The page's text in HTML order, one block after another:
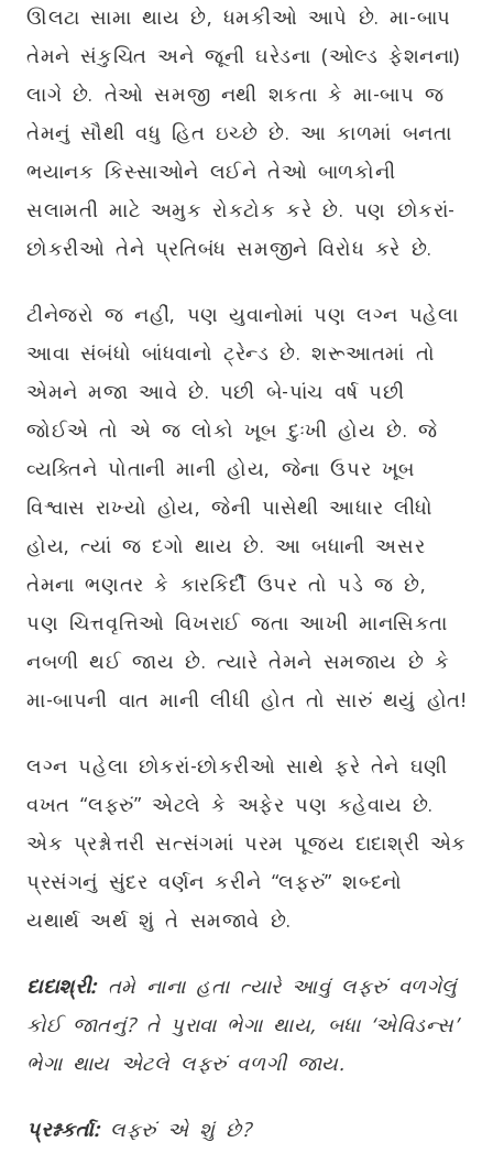
ઊલટા સામા થાય છે, ધમકીઓ આપે છે. મા-બાપ
તેમને સંકુચિત અને જૂની ઘરેડના (ઓલ્ડ ફેશનના)
લાગે છે. તેઓ સમજી નથી શકતા કે મા-બાપ જ
તેમનું સૌથી વધુ હિત ઇચ્છે છે. આ કાળમાં બનતા
ભયાનક કિસ્સાઓને લઈને તેઓ બાળકોની
સલામતી માટે અમુક રોકટોક કરે છે. પણ છોકરાં-
છોકરીઓ તેને પ્રતિબંધ સમજીને વિરોધ કરે છે.
ટીનેજરો જ નહીં, પણ યુવાનોમાં પણ લગ્ન પહેલા
આવા સંબંધો બાંધવાનો ટ્રેન્ડ છે. શરૂઆતમાં તો
એમને મજા આવે છે. પછી બે-પાંચ વર્ષ પછી
જોઈએ તો એ જ લોકો ખૂબ દુઃખી હોય છે. જે
વ્યક્તિને પોતાની માની હોય, જેના ઉપર ખૂબ
વિશ્વાસ રાખ્યો હોય, જેની પાસેથી આધાર લીધો
હોય, ત્યાં જ દગો થાય છે. આ બધાની અસર
તેમના ભણતર કે કારકિર્દી ઉપર તો પડે જ છે,
પણ ચિત્તવૃત્તિઓ વિખરાઈ જતા આખી માનસિકતા
નબળી થઈ જાય છે. ત્યારે તેમને સમજાય છે કે
મા-બાપની વાત માની લીધી હોત તો સારું થયું હોત!
લગ્ન પહેલા છોકરાં-છોકરીઓ સાથે ફરે તેને ઘણી
વખત “લફરું” એટલે કે અફેર પણ કહેવાય છે.
એક પ્રશ્નોત્તરી સત્સંગમાં પરમ પૂજ્ય દાદાશ્રી એક
પ્રસંગનું સુંદર વર્ણન કરીને “લફરું” શબ્દનો
યથાર્થ અર્થ શું તે સમજાવે છે.
દાદાશ્રી:તમે નાના હતા ત્યારે આવું લફરું વળગેલું
કોઈ જાતનું? તે પુરાવા ભેગા થાય, બધા ‘એવિડન્સ’
ભેગા થાય એટલે લફરું વળગી જાય.
પ્રશ્નકર્તા:લફરું એ શું છે?